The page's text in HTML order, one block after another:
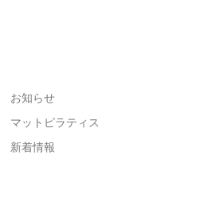
お知らせ
マットピラティス
新着情報